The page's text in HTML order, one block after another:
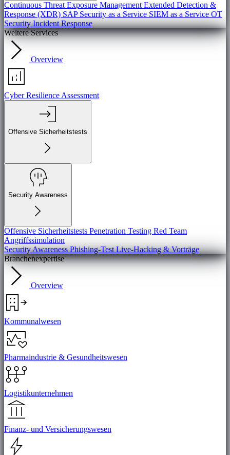
Continuous Threat Exposure Management Extended Detection &
Response (XDR) SAP Security as a Service SIEM as a Service OT
SecurityIncident Response
Weitere Services
Overview
Cyber Resilience Assessment
Offensive Sicherheitstests
Security Awareness
Offensive Sicherheitstests Penetration Testing Red Team
Angriffssimulation
Security AwarenessPhishing-TestLive-Hacking & Vorträge
Branchenexpertise
Overview
Kommunalwesen
Pharmaindustrie & Gesundheitswesen
Logistikunternehmen
Finanz- und Versicherungswesen